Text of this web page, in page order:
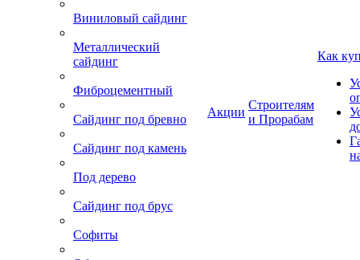
Виниловый сайдинг
Металлический
сайдинг
Фиброцементный
Сайдинг под бревно
Сайдинг под камень
Под дерево
Сайдинг под брус
Софиты
Акции
Строителям
и Прорабам
Как